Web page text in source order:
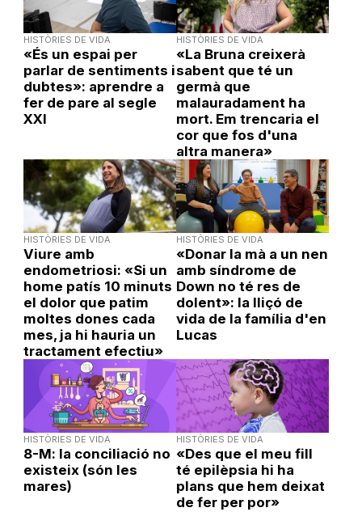
HISTÒRIES DE VIDA
«És un espai per
parlar de sentiments i
dubtes»: aprendre a
fer de pare al segle
XXI
HISTÒRIES DE VIDA
«La Bruna creixerà
sabent que té un
germà que
malauradament ha
mort. Em trencaria el
cor que fos d'una
altra manera»
HISTÒRIES DE VIDA
Viure amb
endometriosi: «Si un
home patís 10 minuts
el dolor que patim
moltes dones cada
mes, ja hi hauria un
tractament efectiu»
HISTÒRIES DE VIDA
«Donar la mà a un nen
amb síndrome de
Down no té res de
dolent»: la lliçó de
vida de la família d'en
Lucas
HISTÒRIES DE VIDA
8-M: la conciliació no
existeix (són les
mares)
HISTÒRIES DE VIDA
«Des que el meu fill
té epilèpsia hi ha
plans que hem deixat
de fer per por»